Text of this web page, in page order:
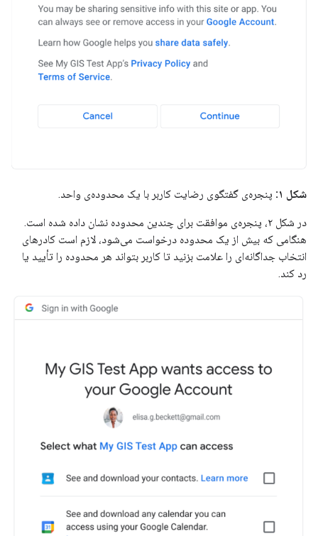
شکل ۱: پنجره‌ی گفتگوی رضایت کاربر با یک محدوده‌ی واحد.
در شکل ۲، پنجره‌ی موافقت برای چندین محدوده نشان داده شده است.
هنگامی که بیش از یک محدوده درخواست می‌شود، لازم است کادرهای
انتخاب جداگانه‌ای را علامت بزنید تا کاربر بتواند هر محدوده را تأیید یا
رد کند.